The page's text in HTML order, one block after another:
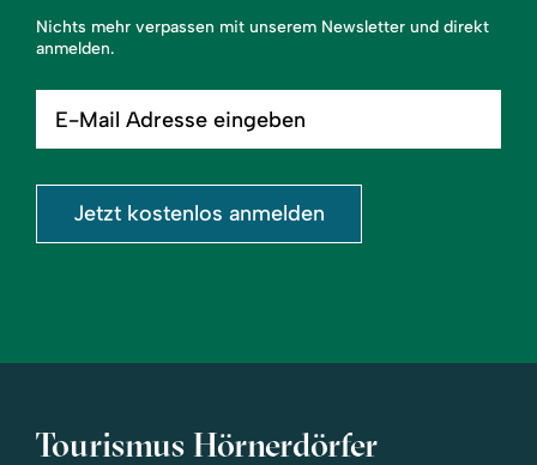
Nichts mehr verpassen mit unserem Newsletter und direkt
anmelden.
Mail
eingeben
Jetzt kostenlos anmelden
Tourismus Hörnerdörfer